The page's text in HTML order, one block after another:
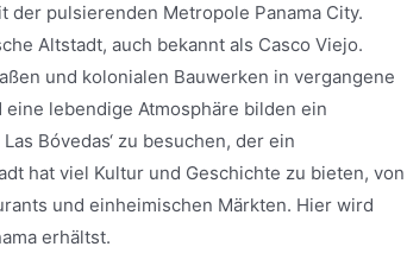
der pulsierenden Metropole Panama City.
Altstadt, auch bekannt als Casco Viejo.
und kolonialen Bauwerken in vergangene
lebendige Atmosphäre bilden ein
Bóvedas‘ zu besuchen, der ein
hat viel Kultur und Geschichte zu bieten, von
und einheimischen Märkten. Hier wird
erhältst.